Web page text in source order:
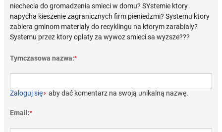
niechecia do gromadzenia smieci w domu? SYstemie ktory
napycha kieszenie zagranicznych firm pieniedzmi? Systemu ktory
zabiera gminom materialy do recyklingu na ktorym zarabialy?
Systemu przez ktory oplaty za wywoz smieci sa wyzsze???
Tymczasowa nazwa:*
Zaloguj się› aby dać komentarz na swoją unikalną nazwę.
Email:*